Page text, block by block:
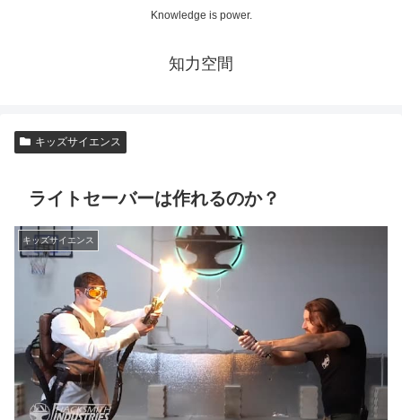
Knowledge is power.
知力空間
キッズサイエンス
ライトセーバーは作れるのか？
キッズサイエンス